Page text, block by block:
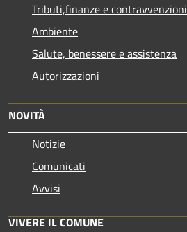
Tributi,finanze e contravvenzioni
Ambiente
Salute, benessere e assistenza
Autorizzazioni
NOVITÀ
Notizie
Comunicati
Avvisi
VIVERE IL COMUNE